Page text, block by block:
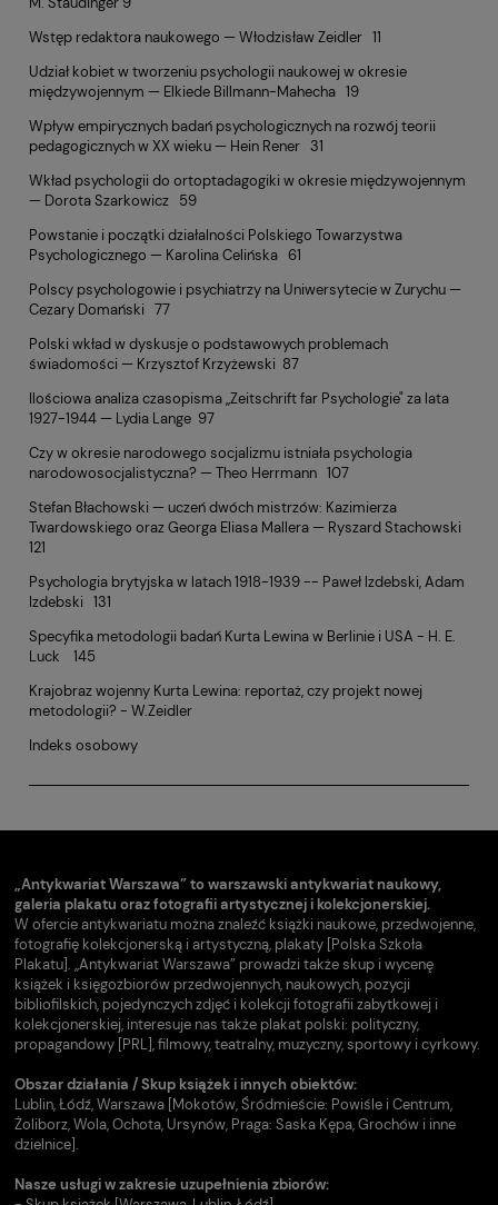
Wstęp redaktora naukowego — Włodzisław Zeidler 11
Udział kobiet w tworzeniu psychologii naukowej w okresie
międzywojennym — Elkiede Billmann-Mahecha 19
Wpływ empirycznych badań psychologicznych na rozwój teorii
pedagogicznych w XX wieku — Hein Rener 31
Wkład psychologii do ortoptadagogiki w okresie międzywojennym
— Dorota Szarkowicz 59
Powstanie i początki działaIności Polskiego Towarzystwa
Psychologicznego — Karolina Celińska 61
Polscy psychologowie i psychiatrzy na Uniwersytecie w Zurychu —
Cezary Domański 77
Polski wkład w dyskusje o podstawowych problemach
świadomości — Krzysztof Krzyżewski 87
Ilościowa analiza czasopisma „Zeitschrift far Psychologie" za lata
1927-1944 — Lydia Lange 97
Czy w okresie narodowego socjalizmu istniała psychologia
narodowosocjalistyczna? — Theo Herrmann 107
Stefan Błachowski — uczeń dwóch mistrzów: Kazimierza
Twardowskiego oraz Georga Eliasa Mallera — Ryszard Stachowski
121
Psychologia brytyjska w latach 1918-1939 -- Paweł lzdebski, Adam
Izdebski 131
Specyfika metodologii badań Kurta Lewina w Berlinie i USA - H. E.
Luck 145
Krajobraz wojenny Kurta Lewina: reportaż, czy projekt nowej
metodologii? - W.Zeidler
Indeks osobowy
„Antykwariat Warszawa” to warszawski antykwariat naukowy,
galeria plakatu oraz fotografii artystycznej i kolekcjonerskiej.
W ofercie antykwariatu można znaleźć książki naukowe, przedwojenne,
fotografię kolekcjonerską i artystyczną, plakaty [Polska Szkoła
Plakatu]. „Antykwariat Warszawa” prowadzi także skup i wycenę
książek i księgozbiorów przedwojennych, naukowych, pozycji
bibliofilskich, pojedynczych zdjęć i kolekcji fotografii zabytkowej i
kolekcjonerskiej, interesuje nas także plakat polski: polityczny,
propagandowy [PRL], filmowy, teatralny, muzyczny, sportowy i cyrkowy.
Obszar działania / Skup książek i innych obiektów:
Lublin, Łódź, Warszawa [Mokotów, Śródmieście: Powiśle i Centrum,
Żoliborz, Wola, Ochota, Ursynów, Praga: Saska Kępa, Grochów i inne
dzielnice].
Nasze usługi w zakresie uzupełnienia zbiorów: